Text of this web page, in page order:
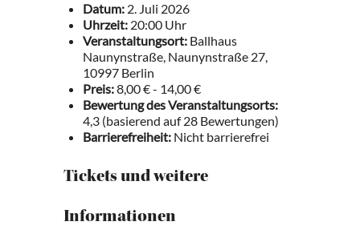
Datum: 2. Juli 2026
Uhrzeit: 20:00 Uhr
Veranstaltungsort: Ballhaus
Naunynstraße, Naunynstraße 27,
10997 Berlin
Preis:8,00 € - 14,00 €
Bewertung des Veranstaltungsorts:
4,3 (basierend auf 28 Bewertungen)
Barrierefreiheit: Nicht barrierefrei
Tickets und weitere
Informationen